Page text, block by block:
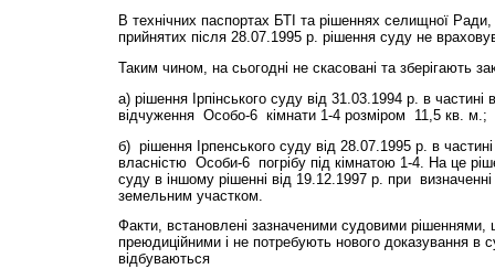
В технічних паспортах БТІ та рішеннях селищної
прийнятих після 28.07.1995 р. рішення суду не
Таким чином, на сьогодні не скасовані та зберігають
а) рішення Ірпінського суду від 31.03.1994 р. в частині
відчуження Особо-6 кімнати 1-4 розміром 11,5 кв. м.;
б) рішення Ірпенського суду від 28.07.1995 р. в
власністю Особи-6 погрібу під кімнатою 1-4. На це
суду в іншому рішенні від 19.12.1997 р. при
земельним участком.
Факти, встановлені зазначеними судовими рішеннями,
преюдиційними і не потребують нового доказування в
відбуваються